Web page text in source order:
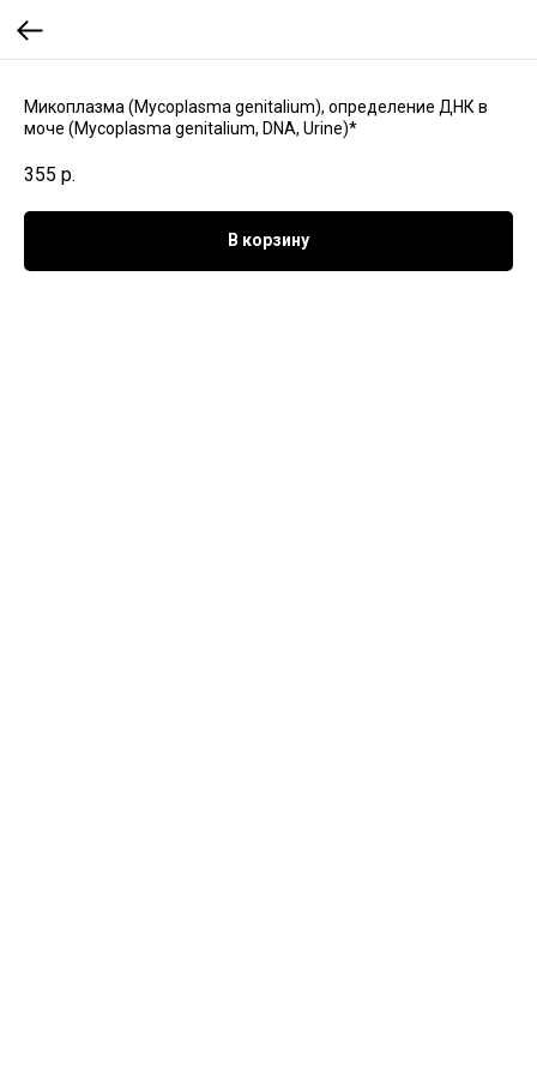
Микоплазма (Mycoplasma genitalium), определение ДНК в
моче (Mycoplasma genitalium, DNA, Urine)*
355 р.
В корзину